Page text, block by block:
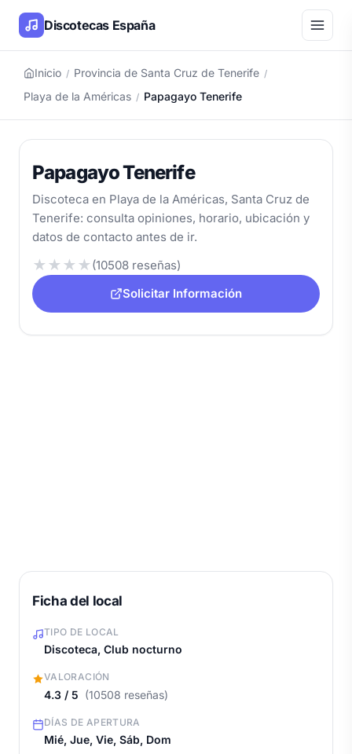
Discotecas España
Inicio / Provincia de Santa Cruz de Tenerife /
Playa de la Américas / Papagayo Tenerife
Papagayo Tenerife
Discoteca en Playa de la Américas, Santa Cruz de
Tenerife: consulta opiniones, horario, ubicación y
datos de contacto antes de ir.
★ ★ ★ ★ (10508 reseñas)
Solicitar Información
Ficha del local
TIPO DE LOCAL
Discoteca, Club nocturno
VALORACIÓN
4.3 / 5 (10508 reseñas)
DÍAS DE APERTURA
Mié, Jue, Vie, Sáb, Dom